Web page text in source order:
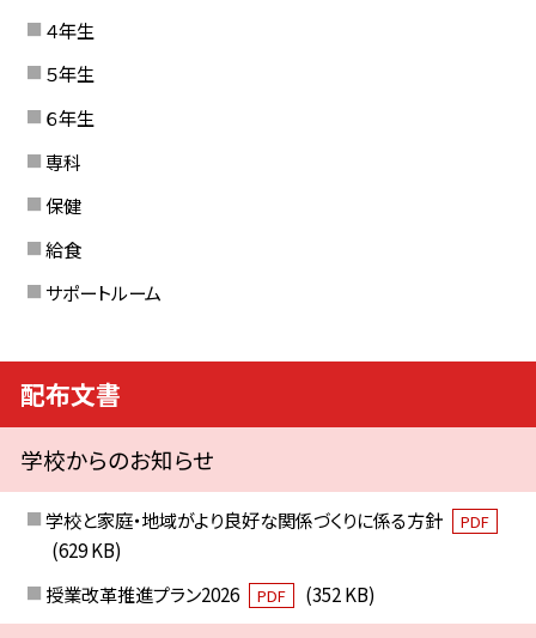
４年生
５年生
６年生
専科
保健
給食
サポートルーム
配布文書
学校からのお知らせ
学校と家庭・地域がより良好な関係づくりに係る方針 PDF
(629 KB)
授業改革推進プラン2026
PDF (352 KB)